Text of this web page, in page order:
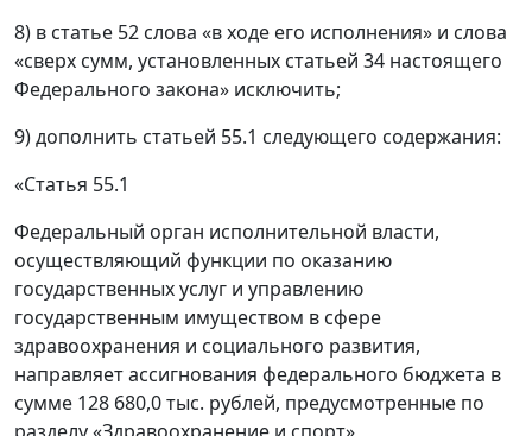
8) в статье 52 слова «в ходе его исполнения» и слова
«сверх сумм, установленных статьей 34 настоящего
Федерального закона» исключить;
9) дополнить статьей 55.1 следующего содержания:
«Статья 55.1
Федеральный орган исполнительной власти,
осуществляющий функции по оказанию
государственных услуг и управлению
государственным имуществом в сфере
здравоохранения и социального развития,
направляет ассигнования федерального бюджета в
сумме 128 680,0 тыс. рублей, предусмотренные по